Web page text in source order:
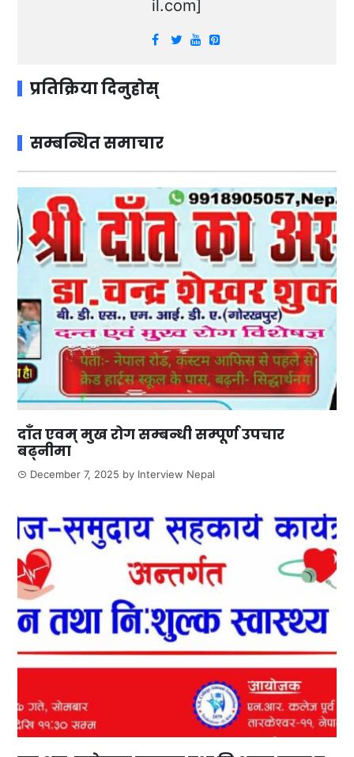
il.com]
प्रतिक्रिया दिनुहोस्
सम्बन्धित समाचार
दाँत एवम् मुख रोग सम्बन्धी सम्पूर्ण उपचार
बढ्नीमा
December 7, 2025 by Interview Nepal